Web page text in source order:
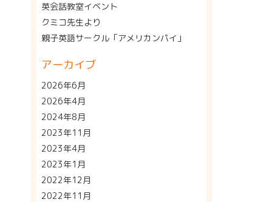
英会話教室イベント
クミコ先生より
親子英語サークル「アメリカンパイ」
アーカイブ
2026年6月
2026年4月
2024年8月
2023年11月
2023年4月
2023年1月
2022年12月
2022年11月